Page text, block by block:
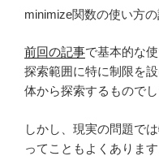
o
k
minimize関数の使い方の
前回の記事で基本的な
探索範囲に特に制限を
体から探索するものでし
しかし、現実の問題で
ってこともよくありま